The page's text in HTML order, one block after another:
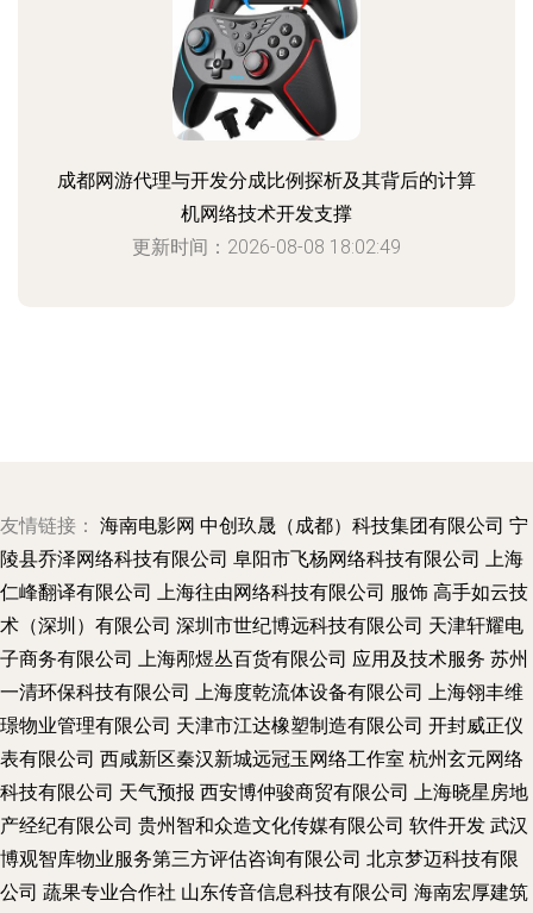
成都网游代理与开发分成比例探析及其背后的计算
机网络技术开发支撑
更新时间：2026-08-08 18:02:49
友情链接： 海南电影网 中创玖晟（成都）科技集团有限公司 宁
陵县乔泽网络科技有限公司 阜阳市飞杨网络科技有限公司 上海
仁峰翻译有限公司 上海往由网络科技有限公司 服饰 高手如云技
术（深圳）有限公司 深圳市世纪博远科技有限公司 天津轩耀电
子商务有限公司 上海邴煜丛百货有限公司 应用及技术服务 苏州
一清环保科技有限公司 上海度乾流体设备有限公司 上海翎丰维
璟物业管理有限公司 天津市江达橡塑制造有限公司 开封威正仪
表有限公司 西咸新区秦汉新城远冠玉网络工作室 杭州玄元网络
科技有限公司 天气预报 西安博仲骏商贸有限公司 上海晓星房地
产经纪有限公司 贵州智和众造文化传媒有限公司 软件开发 武汉
博观智库物业服务第三方评估咨询有限公司 北京梦迈科技有限
公司 蔬果专业合作社 山东传音信息科技有限公司 海南宏厚建筑